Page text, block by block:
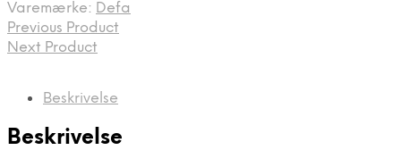
Varemærke: Defa
Previous Product
Next Product
Beskrivelse
Beskrivelse